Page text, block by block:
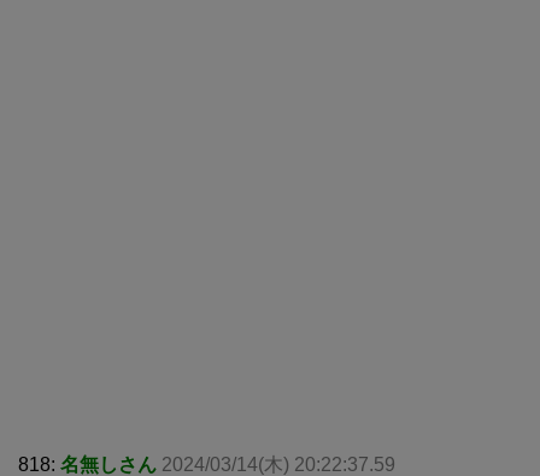
818: 名無しさん 2024/03/14(木) 20:22:37.59